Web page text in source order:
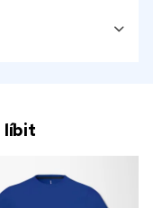
líbit